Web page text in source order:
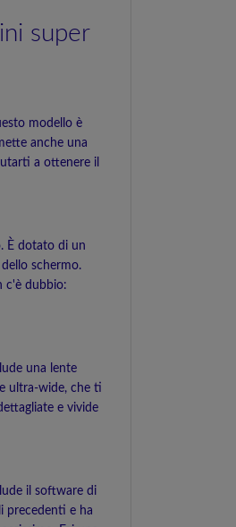
super
modello è
anche una
a ottenere il
È dotato di un
schermo.
c'è dubbio:
una lente
ultra-wide, che ti
e vivide
il software di
precedenti e ha